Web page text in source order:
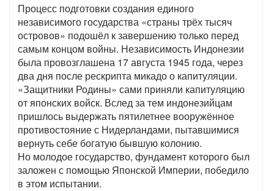
Процесс подготовки создания единого
независимого государства «страны трёх тысяч
островов» подошёл к завершению только перед
самым концом войны. Независимость Индонезии
была провозглашена 17 августа 1945 года, через
два дня после рескрипта микадо о капитуляции.
«Защитники Родины» сами приняли капитуляцию
от японских войск. Вслед за тем индонезийцам
пришлось выдержать пятилетнее вооружённое
противостояние с Нидерландами, пытавшимися
вернуть себе богатую бывшую колонию.
Но молодое государство, фундамент которого был
заложен с помощью Японской Империи, победило
в этом испытании.